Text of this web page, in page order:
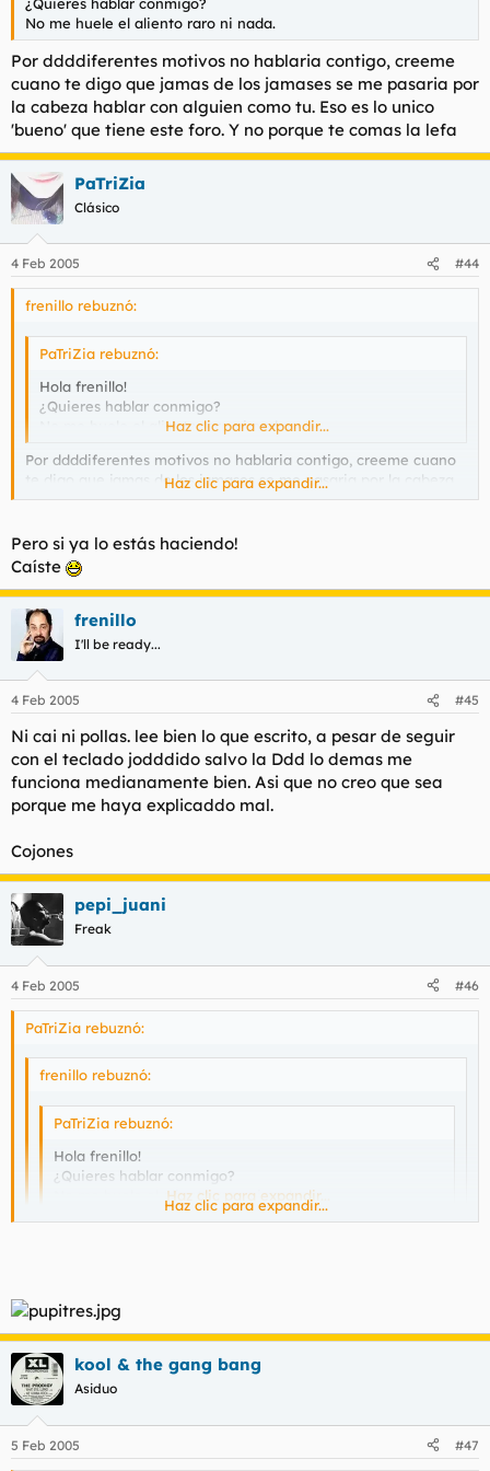
No me huele el aliento raro ni nada.
Por ddddiferentes motivos no hablaria contigo, creeme
cuano te digo que jamas de los jamases se me pasaria por
la cabeza hablar con alguien como tu. Eso es lo unico
'bueno' que tiene este foro. Y no porque te comas la lefa
PaTriZia
Clásico
4 Feb 2005 #44
frenillo rebuznó:
PaTriZia rebuznó:
Hola frenillo!
¿Quieres hablar conmigo?
No me huele el aliento raro ni nada.
Haz clic para expandir...
Por ddddiferentes motivos no hablaria contigo, creeme cuano
te digo que jamas de los jamases se me pasaria por la cabeza
hablar con alguien como tu. Eso es lo unico 'bueno' que tiene
Haz clic para expandir...
Pero si ya lo estás haciendo!
Caíste
frenillo
I'll be ready...
4 Feb 2005 #45
Ni cai ni pollas. lee bien lo que escrito, a pesar de seguir
con el teclado jodddido salvo la Ddd lo demas me
funciona medianamente bien. Asi que no creo que sea
porque me haya explicaddo mal.
Cojones
pepi_juani
Freak
4 Feb 2005 #46
PaTriZia rebuznó:
frenillo rebuznó:
PaTriZia rebuznó:
Hola frenillo!
¿Quieres hablar conmigo?
No me huele el aliento raro ni nada.
Haz clic para expandir...
Pero si ya lo estás haciendo!
Caíste
Haz clic para expandir...
kool & the gang bang
Asiduo
5 Feb 2005 #47